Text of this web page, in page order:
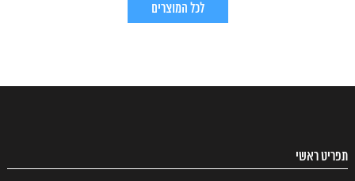
לכל המוצרים
תפריט ראשי